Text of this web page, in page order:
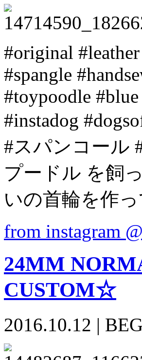
#original
#spangle
#toypoodle
#instadog
#スパンコール
プードル を飼
いの首輪を作
from instagram
24MM
CUSTOM☆
2016.10.12 |